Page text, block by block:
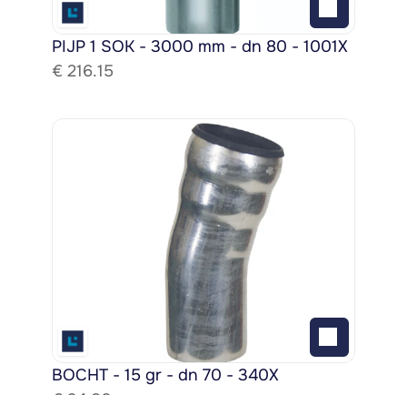
PIJP 1 SOK - 3000 mm - dn 80 - 1001X
€ 216.15
BOCHT - 15 gr - dn 70 - 340X